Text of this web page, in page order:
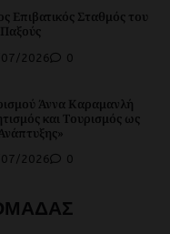
Επιβατικός Σταθμός του
2026 0
Άννα Καραμανλή
και Τουρισμός ως
2026 0